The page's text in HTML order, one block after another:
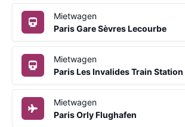
Mietwagen
Paris Gare Sèvres Lecourbe
Mietwagen
Paris Les Invalides Train Station
Mietwagen
Paris Orly Flughafen